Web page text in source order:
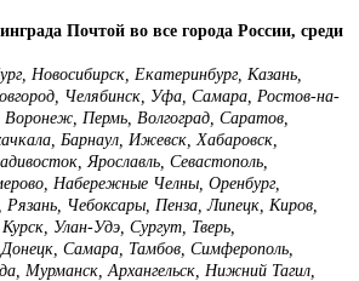
Почтой во все города России, среди
Новосибирск, Екатеринбург, Казань,
Челябинск, Уфа, Самара, Ростов-на-
Пермь, Волгоград, Саратов,
Барнаул, Ижевск, Хабаровск,
Ярославль, Севастополь,
Набережные Челны, Оренбург,
Рязань, Чебоксары, Пенза, Липецк, Киров,
Улан-Удэ, Сургут, Тверь,
Самара, Тамбов, Симферополь,
Мурманск, Архангельск, Нижний Тагил,